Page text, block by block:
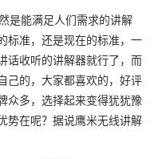
是能满足人们需求的讲解
标准，还是现在的标准，一
话收听的讲解器就行了，而
己的，大家都喜欢的，好评
众多，选择起来变得犹犹豫
势在呢？据说鹰米无线讲解